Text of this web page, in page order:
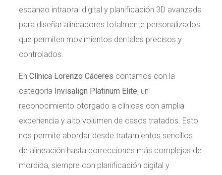
escaneo intraoral digital y planificación 3D avanzada
para diseñar alineadores totalmente personalizados
que permiten movimientos dentales precisos y
controlados.
En Clínica Lorenzo Cáceres contamos con la
categoría Invisalign Platinum Elite, un
reconocimiento otorgado a clínicas con amplia
experiencia y alto volumen de casos tratados. Esto
nos permite abordar desde tratamientos sencillos
de alineación hasta correcciones más complejas de
mordida, siempre con planificación digital y